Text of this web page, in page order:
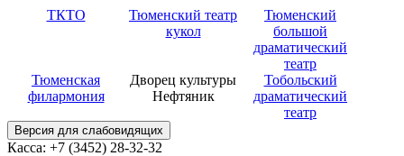
ТКТО
Тюменский театр
кукол
Тюменский
большой
драматический
театр
Тюменская
филармония
Дворец культуры
Нефтяник
Тобольский
драматический
театр
Версия для слабовидящих
Касса: +7 (3452) 28-32-32